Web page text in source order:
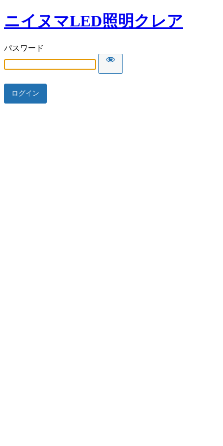
ニイヌマLED照明クレア
パスワード